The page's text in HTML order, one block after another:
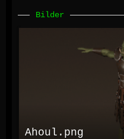
Bilder
Ahoul.png